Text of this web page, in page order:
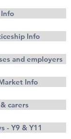
Info
and employers
Info
carers
- Y9 & Y11